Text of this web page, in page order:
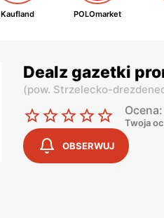
Kaufland POLOmarket
Dealz gazetki
(pow. Strzelecko-
Twoja
OBSERWUJ